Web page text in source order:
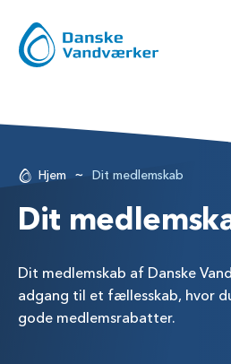
Hjem ~ Dit medlemskab
Dit
Dit medlemskab af Danske
adgang til et fællesskab, hvor
gode medlemsrabatter.